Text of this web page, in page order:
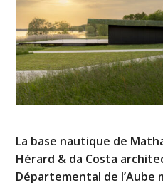
La base nautique de
Hérard & da Costa
Départemental de l’Aube